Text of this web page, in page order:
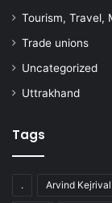
Tourism, Travel,
Trade unions
Uncategorized
Uttrakhand
Tags
. Arvind Kejrival